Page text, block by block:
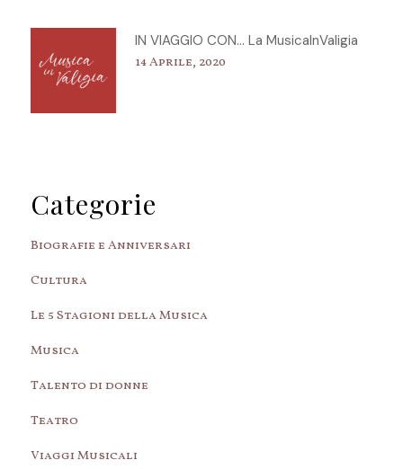
IN VIAGGIO CON… La MusicaInValigia
14 Aprile, 2020
Categorie
Biografie e Anniversari
Cultura
Le 5 Stagioni della Musica
Musica
Talento di donne
Teatro
Viaggi Musicali